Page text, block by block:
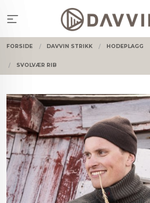
innholdet
FORSIDE DAVVIN STRIKK HODEPLAGG
SVOLVÆR RIB